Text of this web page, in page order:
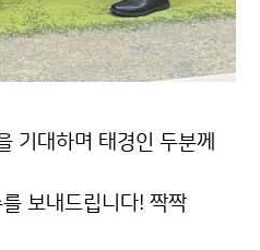
기대하며 태경인 두분께
보내드립니다! 짝짝